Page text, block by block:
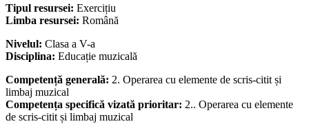
Tipul resursei: Exercițiu
Limba resursei: Română
Nivelul: Clasa a V-a
Disciplina: Educație muzicală
Competență generală: 2. Operarea cu elemente de scris-citit și
limbaj muzical
Competența specifică vizată prioritar: 2.. Operarea cu elemente
de scris-citit și limbaj muzical